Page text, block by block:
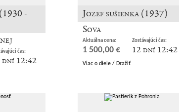
-
čas:
dní 12:42
Jozef sušienka (1937)
Sova
Aktuálna cena:
1 500,00 €
Zostávajúci čas:
12 dní 12:42
Viac o diele / Dražiť